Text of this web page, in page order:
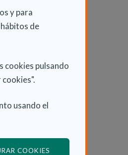
y para
de
cookies pulsando
usando el
COOKIES